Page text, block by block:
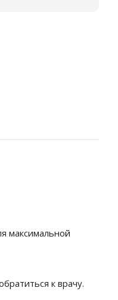
максимальной
к врачу.